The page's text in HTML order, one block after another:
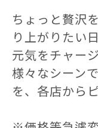
ちょっと贅沢
り上がりたい日
元気をチャー
様々なシーン
を、各店から